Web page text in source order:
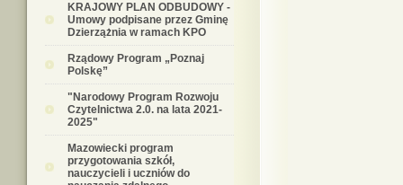
KRAJOWY PLAN ODBUDOWY -
Umowy podpisane przez Gminę
Dzierzążnia w ramach KPO
Rządowy Program „Poznaj
Polskę”
"Narodowy Program Rozwoju
Czytelnictwa 2.0. na lata 2021-
2025"
Mazowiecki program
przygotowania szkół,
nauczycieli i uczniów do